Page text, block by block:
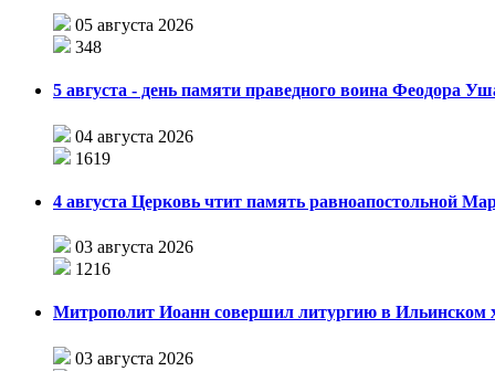
05 августа 2026
348
5 августа - день памяти праведного воина Феодора
04 августа 2026
1619
4 августа Церковь чтит память равноапостольной
03 августа 2026
1216
Митрополит Иоанн совершил литургию в Ильинском
03 августа 2026